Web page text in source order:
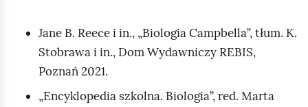
Jane B. Reecei in., „BiologiaCampbella”, tłum. K.
Stobrawa i in., Dom Wydawniczy REBIS,
Poznań 2021.
„Encyklopedia szkolna. Biologia”, red. Marta